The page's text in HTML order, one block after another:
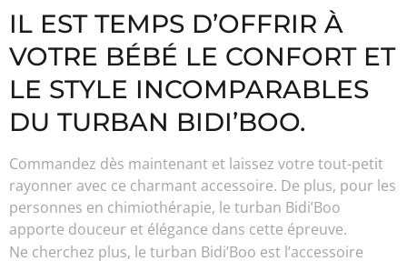
IL EST TEMPS D’OFFRIR À
VOTRE BÉBÉ LE CONFORT ET
LE STYLE INCOMPARABLES
DU TURBAN BIDI’BOO.
Commandez dès maintenant et laissez votre tout-petit
rayonner avec ce charmant accessoire. De plus, pour les
personnes en chimiothérapie, le turban Bidi’Boo
apporte douceur et élégance dans cette épreuve.
Ne cherchez plus, le turban Bidi’Boo est l’accessoire